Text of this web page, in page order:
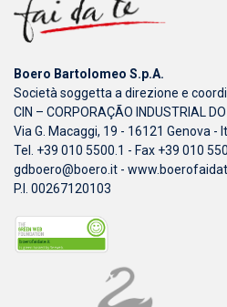
Boero Bartolomeo S.p.A.
Società soggetta a direzione e
CIN – CORPORAÇÃO INDUSTRIAL DO
Via G. Macaggi, 19 - 16121 Genova -
Tel. +39 010 5500.1 - Fax +39 010
gdboero@boero.it -
P.I. 00267120103